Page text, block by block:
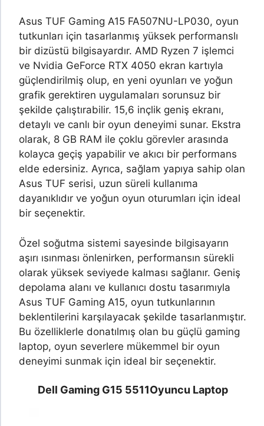
Asus TUF Gaming A15 FA507NU-LP030, oyun
tutkunları için tasarlanmış yüksek performanslı
bir dizüstü bilgisayardır. AMD Ryzen 7 işlemci
ve Nvidia GeForce RTX 4050 ekran kartıyla
güçlendirilmiş olup, en yeni oyunları ve yoğun
grafik gerektiren uygulamaları sorunsuz bir
şekilde çalıştırabilir. 15,6 inçlik geniş ekranı,
detaylı ve canlı bir oyun deneyimi sunar. Ekstra
olarak, 8 GB RAM ile çoklu görevler arasında
kolayca geçiş yapabilir ve akıcı bir performans
elde edersiniz. Ayrıca, sağlam yapıya sahip olan
Asus TUF serisi, uzun süreli kullanıma
dayanıklıdır ve yoğun oyun oturumları için ideal
bir seçenektir.
Özel soğutma sistemi sayesinde bilgisayarın
aşırı ısınması önlenirken, performansın sürekli
olarak yüksek seviyede kalması sağlanır. Geniş
depolama alanı ve kullanıcı dostu tasarımıyla
Asus TUF Gaming A15, oyun tutkunlarının
beklentilerini karşılayacak şekilde tasarlanmıştır.
Bu özelliklerle donatılmış olan bu güçlü gaming
laptop, oyun severlere mükemmel bir oyun
deneyimi sunmak için ideal bir seçenektir.
Dell Gaming G15 5511Oyuncu Laptop